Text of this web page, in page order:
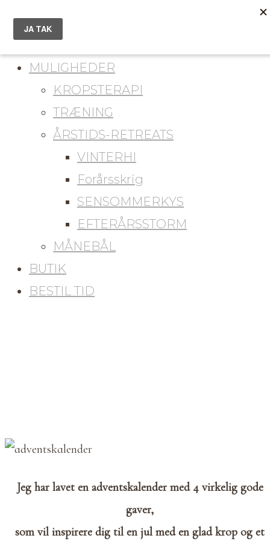
du er her
MULIGHEDER
KROPSTERAPI
TRÆNING
ÅRSTIDS-RETREATS
VINTERHI
Forårsskrig
SENSOMMERKYS
EFTERÅRSSTORM
MÅNEBÅL
BUTIK
BESTIL TID
Jeg har lavet en adventskalender med 4 virkelig gode
gaver,
som vil inspirere dig til en jul med en glad krop og et